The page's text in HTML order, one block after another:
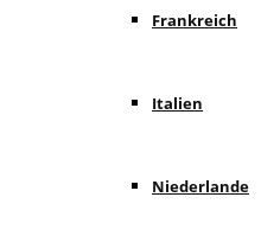
Frankreich
Italien
Niederlande